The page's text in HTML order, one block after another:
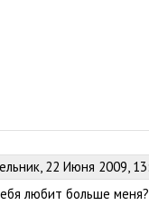
22 Июня 2009,
любит больше меня?